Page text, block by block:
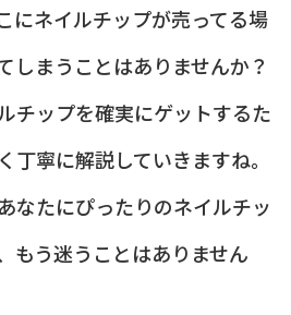
にネイルチップが売ってる場
しまうことはありませんか？
チップを確実にゲットするた
丁寧に解説していきますね。
なたにぴったりのネイルチッ
もう迷うことはありません